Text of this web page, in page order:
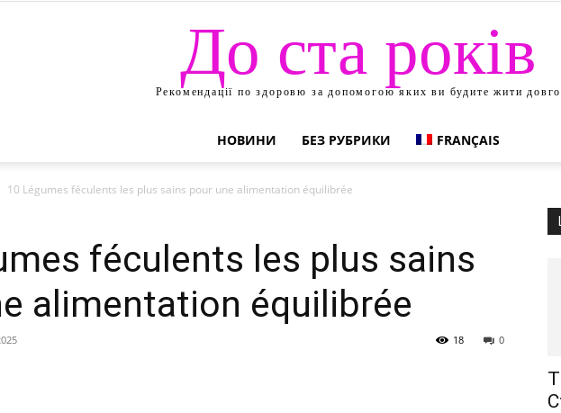
До ста років
Рекомендації по здоровю за допомогою яких ви будите жити довго
НОВИНИ БЕЗ РУБРИКИ FRANÇAIS
10 Légumes féculents les plus sains pour une alimentation équilibrée
féculents les plus sains
alimentation équilibrée
0
18